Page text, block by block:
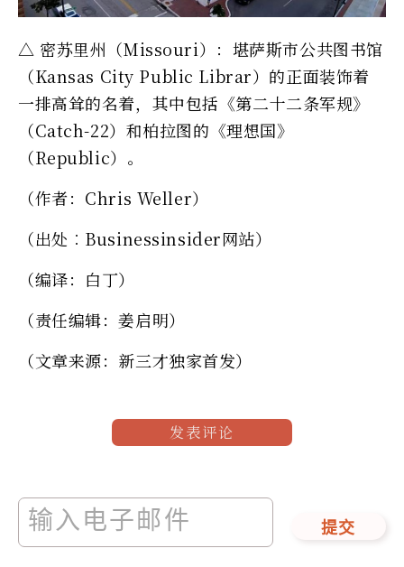
△ 密苏里州（Missouri）：堪萨斯市公共图书馆
（Kansas City Public Librar）的正面装饰着
一排高耸的名着，其中包括《第二十二条军规》
（Catch-22）和柏拉图的《理想国》
（Republic）。
（作者：Chris Weller）
（出处︰Businessinsider网站）
（编译：白丁）
（责任编辑：姜启明）
（文章来源：新三才独家首发）
发表评论
提交